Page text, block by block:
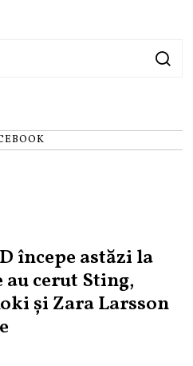
începe astăzi la
au cerut Sting,
și Zara Larsson